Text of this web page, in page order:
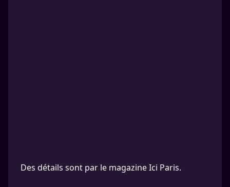
Des détails sont par le magazine Ici Paris.